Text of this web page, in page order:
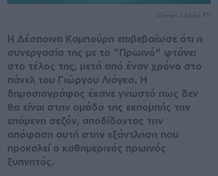
Glomex / Alpha TV
Η Δέσποινα Καμπούρη επιβεβαίωσε ότι η
συνεργασία της με το "Πρωινό" φτάνει
στο τέλος της, μετά από έναν χρόνο στο
πάνελ του Γιώργου Λιάγκα. Η
δημοσιογράφος έκανε γνωστό πως δεν
θα είναι στην ομάδα της εκπομπής την
επόμενη σεζόν, αποδίδοντας την
απόφαση αυτή στην εξάντληση που
προκαλεί ο καθημερινός πρωινός
ξυπνητός.